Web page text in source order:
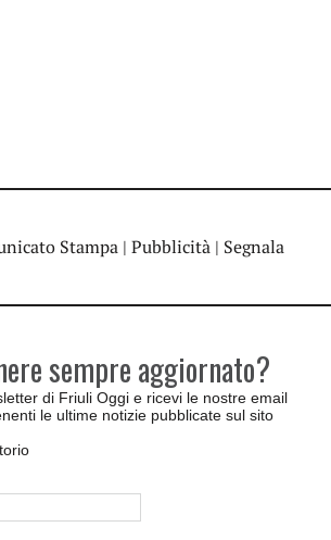
Stampa | Pubblicità | Segnala
sempre aggiornato?
di Friuli Oggi e ricevi le nostre email
le ultime notizie pubblicate sul sito